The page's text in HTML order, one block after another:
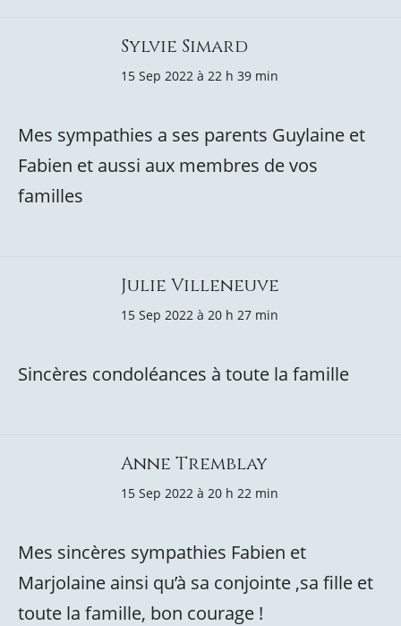
Sylvie Simard
15 Sep 2022 à 22 h 39 min
Mes sympathies a ses parents Guylaine et
Fabien et aussi aux membres de vos
familles
Julie Villeneuve
15 Sep 2022 à 20 h 27 min
Sincères condoléances à toute la famille
Anne Tremblay
15 Sep 2022 à 20 h 22 min
Mes sincères sympathies Fabien et
Marjolaine ainsi qu’à sa conjointe ,sa fille et
toute la famille, bon courage !